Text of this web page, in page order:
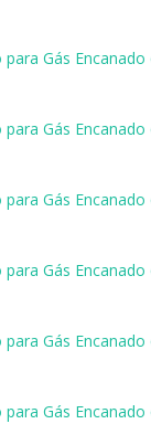
Gás
Gás
Gás
Gás
Gás
Gás